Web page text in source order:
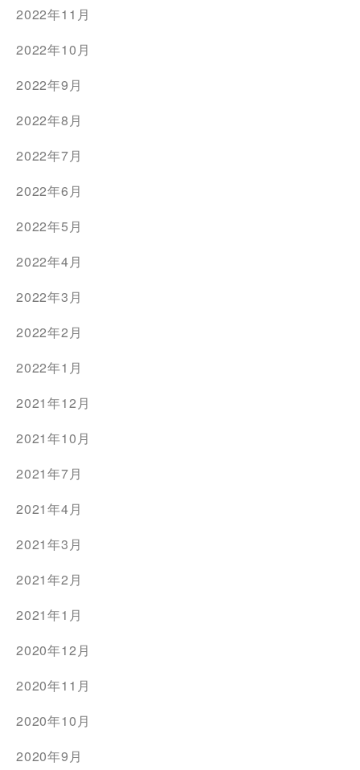
2022年11月
2022年10月
2022年9月
2022年8月
2022年7月
2022年6月
2022年5月
2022年4月
2022年3月
2022年2月
2022年1月
2021年12月
2021年10月
2021年7月
2021年4月
2021年3月
2021年2月
2021年1月
2020年12月
2020年11月
2020年10月
2020年9月